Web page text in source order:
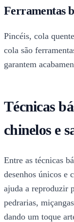
Ferramentas
Pincéis, cola
cola são
garantem
Técnicas
chinelos e
Entre as técnicas
desenhos únicos e
ajuda a reproduzir
pedrarias,
dando um toque